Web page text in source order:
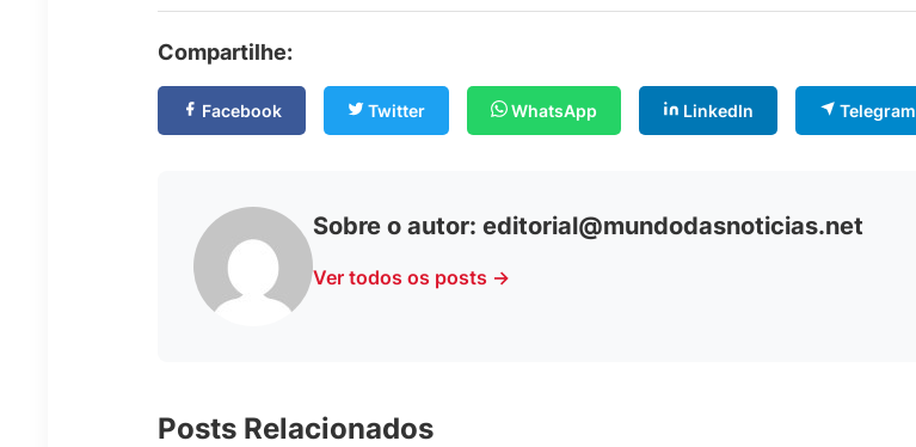
Compartilhe:
Facebook Twitter WhatsApp LinkedIn Telegram
Sobre o autor: editorial@mundodasnoticias.net
Ver todos os posts →
Posts Relacionados